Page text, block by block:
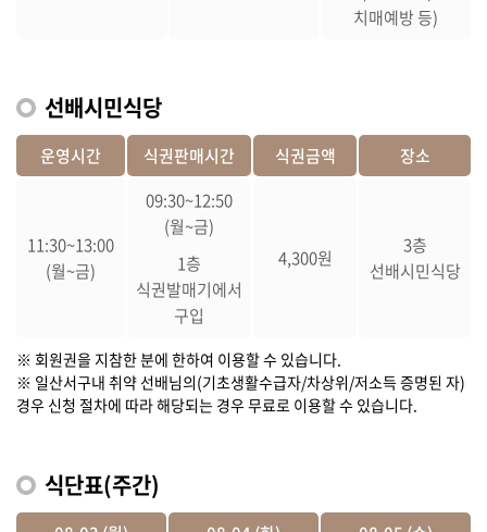
치매예방 등)
선배시민식당
운영시간 식권판매시간 식권금액 장소
11:30~13:00
(월~금)
09:30~12:50
(월~금)
1층
식권발매기에서
구입
4,300원
3층
선배시민식당
※ 회원권을 지참한 분에 한하여 이용할 수 있습니다.
※ 일산서구내 취약 선배님의(기초생활수급자/차상위/저소득 증명된 자)
경우 신청 절차에 따라 해당되는 경우 무료로 이용할 수 있습니다.
식단표(주간)